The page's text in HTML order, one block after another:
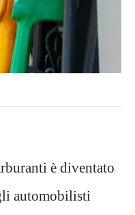
è diventato
automobilisti